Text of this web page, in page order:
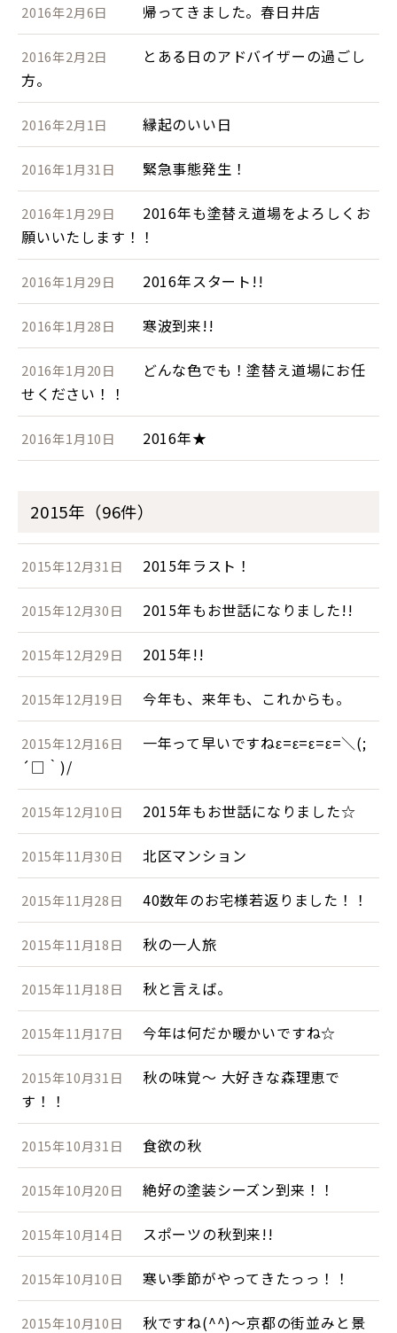
2016年2月6日 帰ってきました。春日井店
2016年2月2日
とある日のアドバイザーの過ごし
方。
2016年2月1日 縁起のいい日
2016年1月31日 緊急事態発生！
2016年1月29日
2016年も塗替え道場をよろしくお
願いいたします！！
2016年1月29日 2016年スタート!!
2016年1月28日 寒波到来!!
2016年1月20日
どんな色でも！塗替え道場にお任
せください！！
2016年1月10日 2016年★
2015年（96件）
2015年12月31日 2015年ラスト！
2015年12月30日 2015年もお世話になりました!!
2015年12月29日 2015年!!
2015年12月19日 今年も、来年も、これからも。
2015年12月16日
一年って早いですねε=ε=ε=ε=＼(;
´□｀)/
2015年12月10日 2015年もお世話になりました☆
2015年11月30日 北区マンション
2015年11月28日 40数年のお宅様若返りました！！
2015年11月18日 秋の一人旅
2015年11月18日 秋と言えば。
2015年11月17日 今年は何だか暖かいですね☆
2015年10月31日
秋の味覚～ 大好きな森理恵で
す！！
2015年10月31日 食欲の秋
2015年10月20日 絶好の塗装シーズン到来！！
2015年10月14日 スポーツの秋到来!!
2015年10月10日 寒い季節がやってきたっっ！！
2015年10月10日 秋ですね(^^)～京都の街並みと景